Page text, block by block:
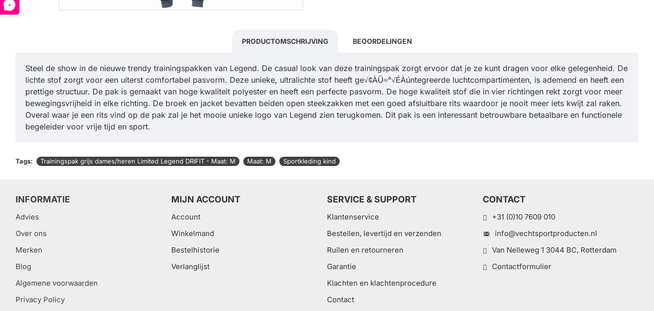
-
PRODUCTOMSCHRIJVING BEOORDELINGEN
Steel de show in de nieuwe trendy trainingspakken van Legend. De casual look van deze trainingspak zorgt ervoor dat je ze kunt dragen voor elke gelegenheid. De
lichte stof zorgt voor een uiterst comfortabel pasvorm. Deze unieke, ultralichte stof heeft ge√¢ÀÜ≈°√ÉÀúntegreerde luchtcompartimenten, is ademend en heeft een
prettige structuur. De pak is gemaakt van hoge kwaliteit polyester en heeft een perfecte pasvorm. De hoge kwaliteit stof die in vier richtingen rekt zorgt voor meer
bewegingsvrijheid in elke richting. De broek en jacket bevatten beiden open steekzakken met een goed afsluitbare rits waardoor je nooit meer iets kwijt zal raken.
Overal waar je een rits vind op de pak zal je het mooie unieke logo van Legend zien terugkomen. Dit pak is een interessant betrouwbare betaalbare en functionele
begeleider voor vrije tijd en sport.
Tags: Trainingspak grijs dames/heren Limited Legend DRIFIT - Maat: M Maat: M Sportkleding kind
INFORMATIE
Advies
Over ons
Merken
Blog
Algemene voorwaarden
Privacy Policy
MIJN ACCOUNT
Account
Winkelmand
Bestelhistorie
Verlanglijst
SERVICE & SUPPORT
Klantenservice
Bestellen, levertijd en verzenden
Ruilen en retourneren
Garantie
Klachten en klachtenprocedure
Contact
CONTACT
+31 (0)10 7609 010
info@vechtsportproducten.nl
Van Nelleweg 1 3044 BC, Rotterdam
Contactformulier